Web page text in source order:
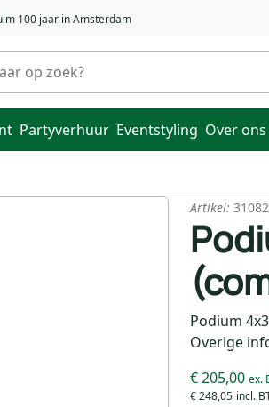
100 jaar in Amsterdam
Partyverhuur Eventstyling Over ons
Artikel: 31082
Podium
Overige
€ 248,05
€ 205,00